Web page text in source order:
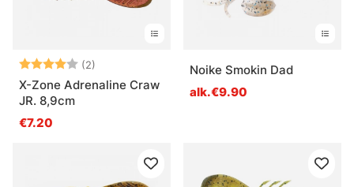
Arvio: (2)
4.0 5:sta tähdestä
X-Zone Adrenaline Craw
JR. 8,9cm
€7.20
Noike Smokin Dad
alk.€9.90